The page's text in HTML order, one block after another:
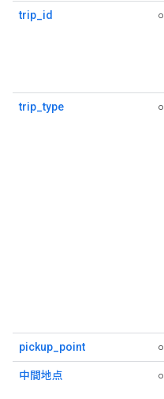
trip_id ○
trip_type ○
pickup_point ○
中間地点 ○